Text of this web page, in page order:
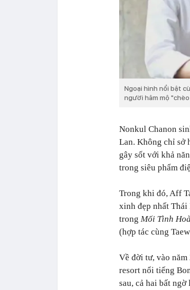
Ngoại hình nổi bật
người hâm mộ
Nonkul Chanon
Lan. Không chỉ sở
gây sốt với khả
trong siêu phẩm
Trong khi đó, Aff
xinh đẹp nhất Thái
trong Mối Tình
(hợp tác cùng
Về đời tư, vào
resort nổi tiếng
sau, cả hai bất